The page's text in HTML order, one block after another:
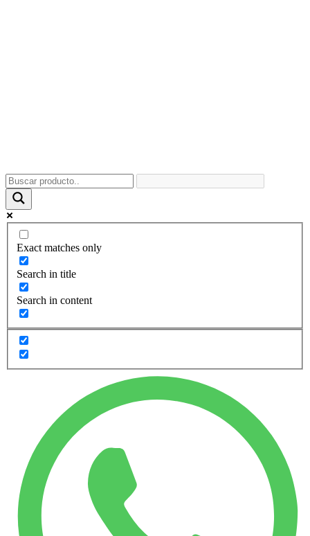
Exact matches only
Search in title
Search in content